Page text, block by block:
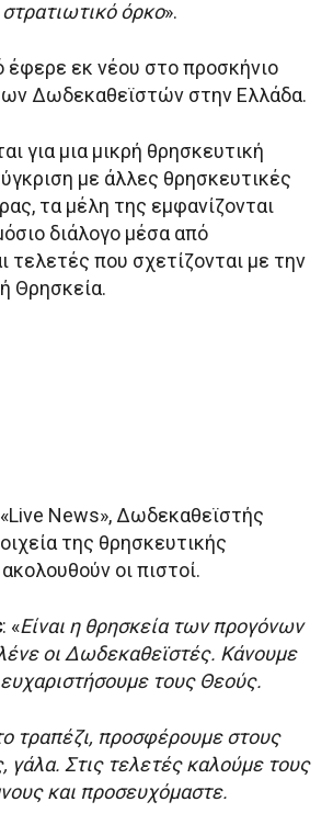
όρκο».
έφερε εκ νέου στο προσκήνιο
Δωδεκαθεϊστών στην Ελλάδα.
για μια μικρή θρησκευτική
με άλλες θρησκευτικές
τα μέλη της εμφανίζονται
διάλογο μέσα από
τελετές που σχετίζονται με την
Θρησκεία.
News», Δωδεκαθεϊστής
της θρησκευτικής
οι πιστοί.
: «Είναι η θρησκεία των προγόνων
οι Δωδεκαθεϊστές. Κάνουμε
τους Θεούς.
τραπέζι, προσφέρουμε στους
γάλα. Στις τελετές καλούμε τους
και προσευχόμαστε.